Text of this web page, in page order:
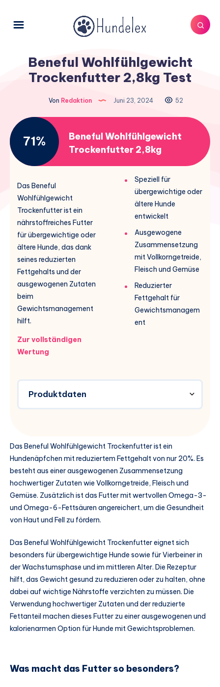
Beneful Wohlfühlgewicht
Trockenfutter 2,8kg Test
Von Redaktion Juni 23, 2024 52
71%
Beneful Wohlfühlgewicht
Trockenfutter 2,8kg
Das Beneful
Wohlfühlgewicht
Trockenfutter ist ein
nährstoffreiches Futter
für übergewichtige oder
ältere Hunde, das dank
seines reduzierten
Fettgehalts und der
ausgewogenen Zutaten
beim
Gewichtsmanagement
hilft.
Zur vollständigen
Wertung
Speziell für
übergewichtige oder
ältere Hunde
entwickelt
Ausgewogene
Zusammensetzung
mit Vollkorngetreide,
Fleisch und Gemüse
Reduzierter
Fettgehalt für
Gewichtsmanagem
ent
Produktdaten
Das Beneful Wohlfühlgewicht Trockenfutter ist ein
Hundenäpfchen mit reduziertem Fettgehalt von nur 20%. Es
besteht aus einer ausgewogenen Zusammensetzung
hochwertiger Zutaten wie Vollkorngetreide, Fleisch und
Gemüse. Zusätzlich ist das Futter mit wertvollen Omega-3-
und Omega-6-Fettsäuren angereichert, um die Gesundheit
von Haut und Fell zu fördern.
Das Beneful Wohlfühlgewicht Trockenfutter eignet sich
besonders für übergewichtige Hunde sowie für Vierbeiner in
der Wachstumsphase und im mittleren Alter. Die Rezeptur
hilft, das Gewicht gesund zu reduzieren oder zu halten, ohne
dabei auf wichtige Nährstoffe verzichten zu müssen. Die
Verwendung hochwertiger Zutaten und der reduzierte
Fettanteil machen dieses Futter zu einer ausgewogenen und
kalorienarmen Option für Hunde mit Gewichtsproblemen.
Was macht das Futter so besonders?